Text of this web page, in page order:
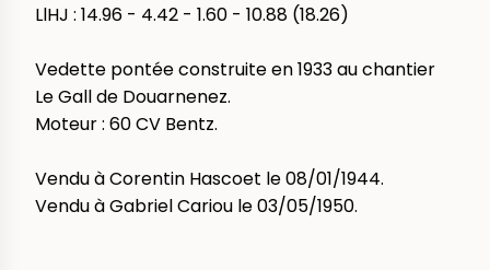
LlHJ : 14.96 - 4.42 - 1.60 - 10.88 (18.26)
Vedette pontée construite en 1933 au chantier
Le Gall de Douarnenez.
Moteur : 60 CV Bentz.
Vendu à Corentin Hascoet le 08/01/1944.
Vendu à Gabriel Cariou le 03/05/1950.